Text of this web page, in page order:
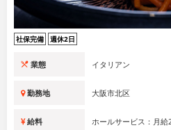
社保完備 週休2日
業態 イタリアン
勤務地 大阪市北区
給料 ホールサービス：月給